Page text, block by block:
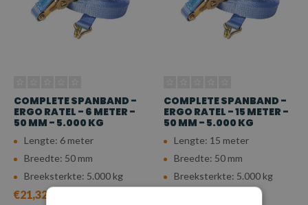
COMPLETE SPANBAND -
ERGO RATEL - 6 METER -
50 MM - 5.000 KG
Lengte: 6 meter
Breedte: 50 mm
Breeksterkte: 5.000 kg
€21,32
COMPLETE SPANBAND -
ERGO RATEL - 15 METER -
50 MM - 5.000 KG
Lengte: 15 meter
Breedte: 50 mm
Breeksterkte: 5.000 kg